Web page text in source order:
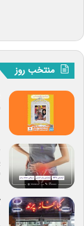
منتخب روز